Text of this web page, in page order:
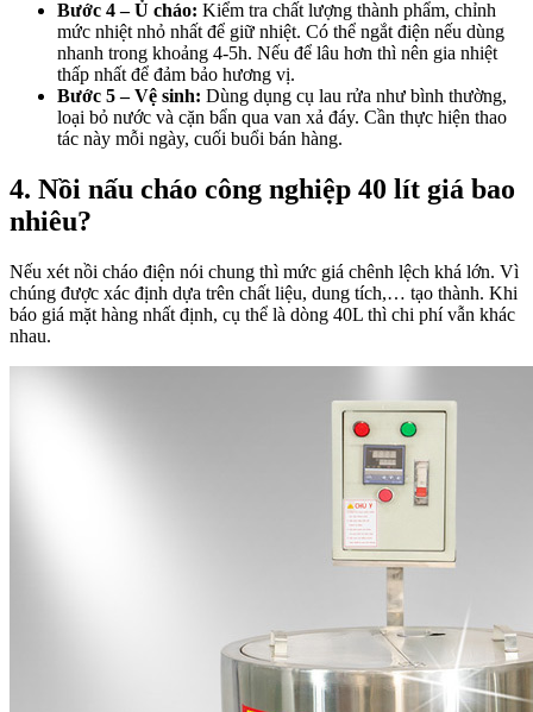
Bước 4 – Ủ cháo: Kiểm tra chất lượng thành phẩm, chỉnh
mức nhiệt nhỏ nhất để giữ nhiệt. Có thể ngắt điện nếu dùng
nhanh trong khoảng 4-5h. Nếu để lâu hơn thì nên gia nhiệt
thấp nhất để đảm bảo hương vị.
Bước 5 – Vệ sinh: Dùng dụng cụ lau rửa như bình thường,
loại bỏ nước và cặn bẩn qua van xả đáy. Cần thực hiện thao
tác này mỗi ngày, cuối buổi bán hàng.
4. Nồi nấu cháo công nghiệp 40 lít giá bao
nhiêu?
Nếu xét nồi cháo điện nói chung thì mức giá chênh lệch khá lớn. Vì
chúng được xác định dựa trên chất liệu, dung tích,… tạo thành. Khi
báo giá mặt hàng nhất định, cụ thể là dòng 40L thì chi phí vẫn khác
nhau.